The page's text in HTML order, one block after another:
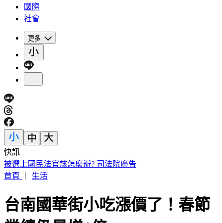
國際
社會
更多
快訊
退休軍公教月退金傳加碼近6％ 行政院：最晚10月與立院溝
通
台南國華街小吃漲價了！春節